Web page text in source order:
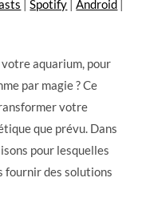
|Spotify |Android |
aquarium, pour
par magie ? Ce
votre
que prévu. Dans
pour lesquelles
fournir des solutions